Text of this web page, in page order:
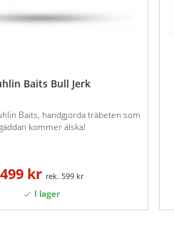
Baits Bull Jerk
Baits, handgjorda träbeten som
kommer älska!
499 kr 599 kr